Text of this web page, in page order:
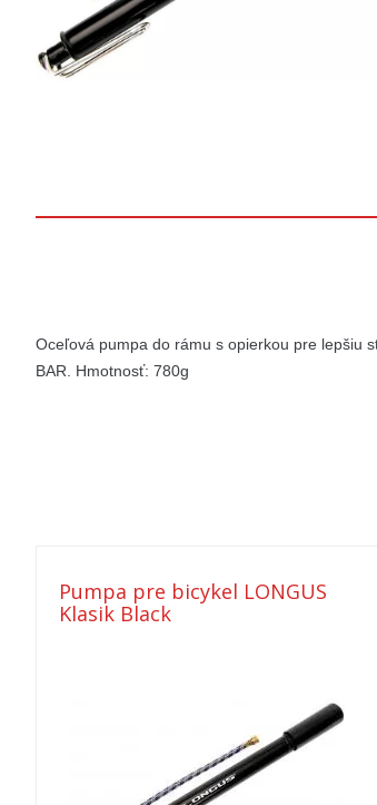
Oceľová pumpa do rámu s opierkou pre lepšiu
BAR. Hmotnosť: 780g
Pumpa pre bicykel LONGUS
Klasik Black